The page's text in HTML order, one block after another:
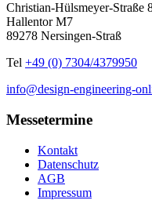
Christian-Hülsmeyer-Straße
Hallentor M7
89278 Nersingen-Straß
Tel +49 (0) 7304/4379950
info@design-engineering-
Messetermine
Kontakt
Datenschutz
AGB
Impressum